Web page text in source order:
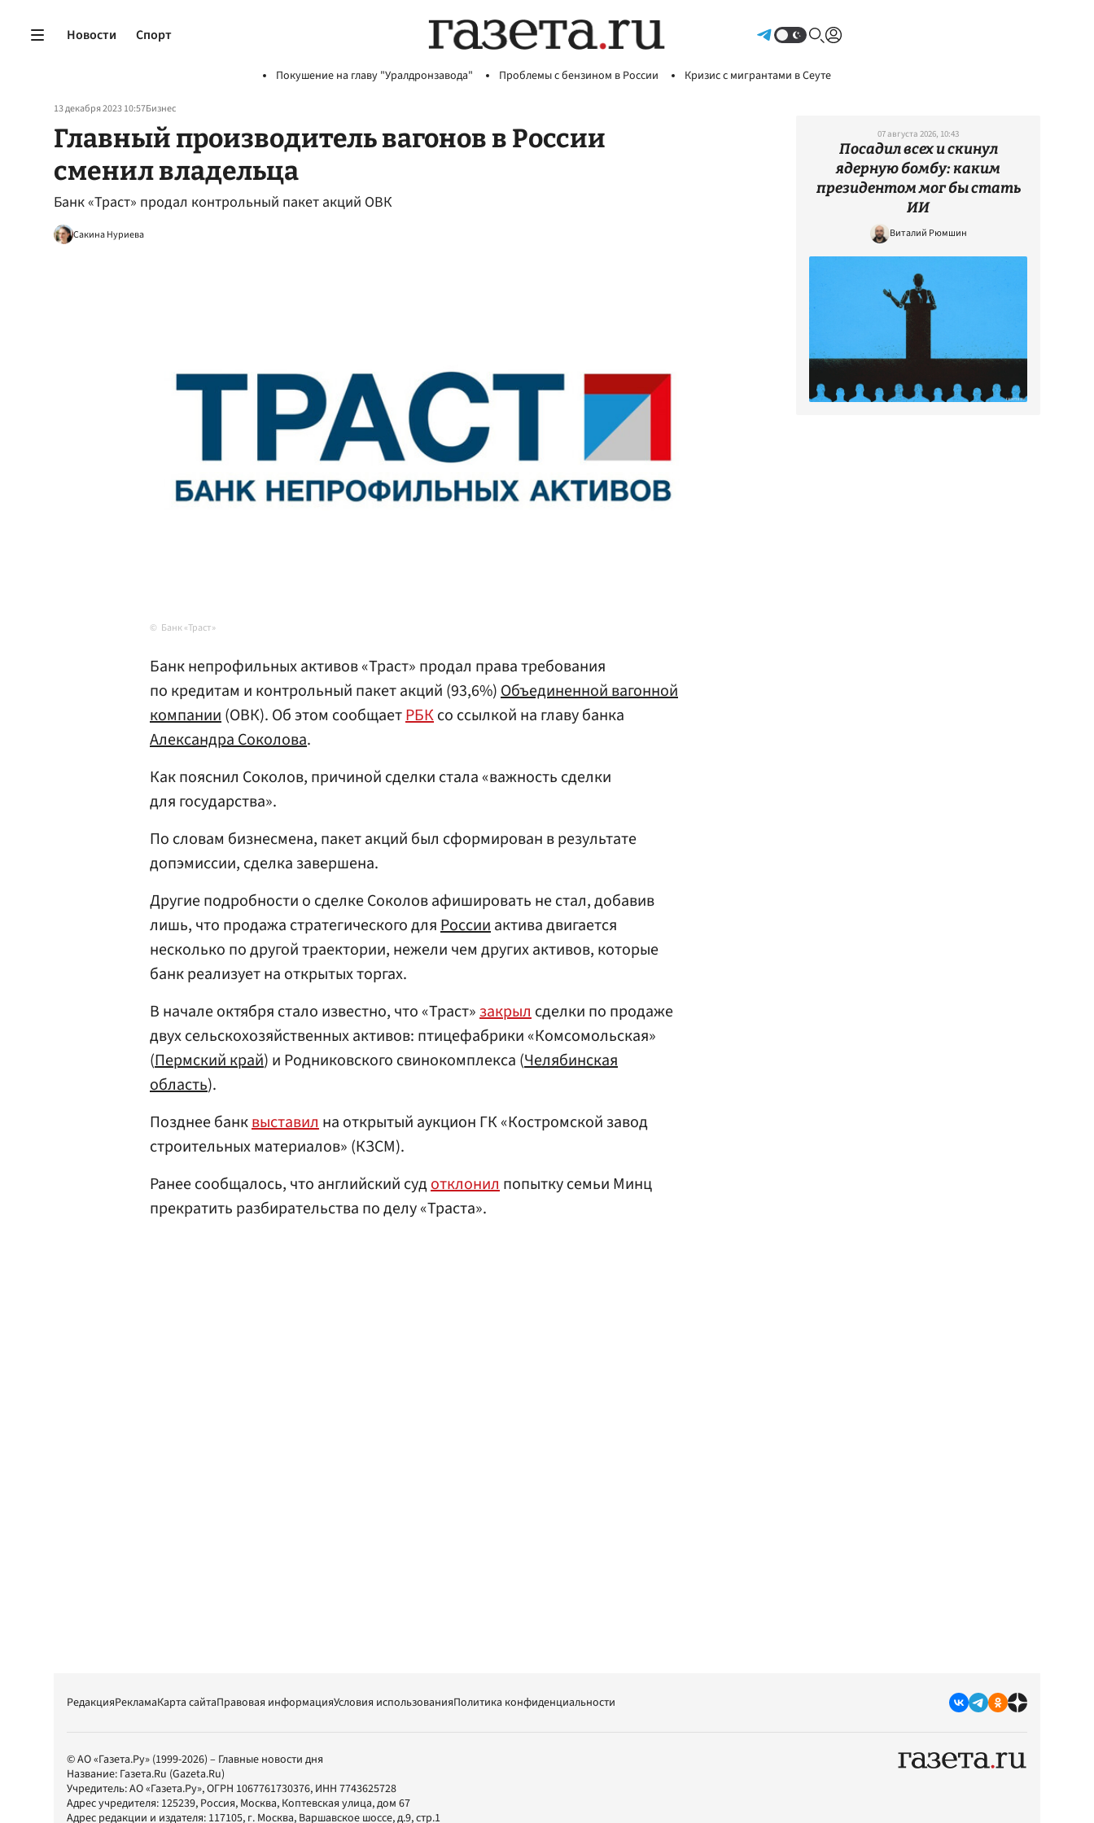
Новости Спорт
Покушение на главу "Уралдронзавода" Проблемы с бензином в России Кризис с мигрантами в Сеуте
13 декабря 2023 10:57Бизнес
Главный производитель вагонов в России
сменил владельца
Банк «Траст» продал контрольный пакет акций ОВК
Сакина Нуриева
Банк «Траст»
Банк непрофильных активов «Траст» продал права требования
по кредитам и контрольный пакет акций (93,6%)Объединенной вагонной
компании(ОВК). Об этом сообщаетРБКсо ссылкой на главу банка
Александра Соколова.
Как пояснил Соколов, причиной сделки стала «важность сделки
для государства».
По словам бизнесмена, пакет акций был сформирован в результате
допэмиссии, сделка завершена.
Другие подробности о сделке Соколов афишировать не стал, добавив
лишь, что продажа стратегического дляРоссииактива двигается
несколько по другой траектории, нежели чем других активов, которые
банк реализует на открытых торгах.
В начале октября стало известно, что «Траст»закрылсделки по продаже
двух сельскохозяйственных активов: птицефабрики «Комсомольская»
(Пермский край) и Родниковского свинокомплекса (Челябинская
область).
Позднее банквыставилна открытый аукцион ГК «Костромской завод
строительных материалов» (КЗСМ).
Ранее сообщалось, что английский судотклонилпопытку семьи Минц
прекратить разбирательства по делу «Траста».
07 августа 2026, 10:43
Посадил всех и скинул
ядерную бомбу: каким
президентом мог бы стать
ИИ
Виталий Рюмшин
РедакцияРекламаКарта сайтаПравовая информацияУсловия использованияПолитика конфиденциальности
© АО «Газета.Ру» (1999-2026) – Главные новости дня
Название: Газета.Ru (Gazeta.Ru)
Учредитель:АО «Газета.Ру», ОГРН 1067761730376, ИНН 7743625728
Адрес учредителя: 125239, Россия, Москва, Коптевская улица, дом 67
Адрес редакции и издателя: 117105, г. Москва, Варшавское шоссе, д.9, стр.1